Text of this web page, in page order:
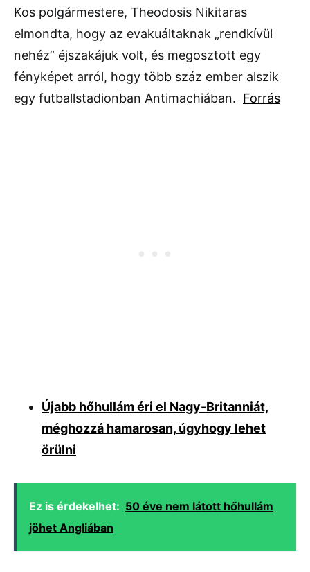
Kos polgármestere, Theodosis Nikitaras
elmondta, hogy az evakuáltaknak „rendkívül
nehéz” éjszakájuk volt, és megosztott egy
fényképet arról, hogy több száz ember alszik
egy futballstadionban Antimachiában. Forrás
Újabb hőhullám éri el Nagy-Britanniát,
méghozzá hamarosan, úgyhogy lehet
örülni
Ez is érdekelhet: 50 éve nem látott hőhullám
jöhet Angliában